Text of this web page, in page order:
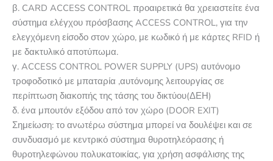
β. CARD ACCESS CONTROL προαιρετικά θα χρειαστείτε ένα
σύστημα ελέγχου πρόσβασης ACCESS CONTROL, για την
ελεγχόμενη είσοδο στον χώρο, με κωδικό ή με κάρτες RFID ή
με δακτυλικό αποτύπωμα.
γ. ACCESS CONTROL POWER SUPPLY (UPS) αυτόνομο
τροφοδοτικό με μπαταρία ,αυτόνομης λειτουργίας σε
περίπτωση διακοπής της τάσης του δικτύου(ΔΕΗ)
δ. ένα μπουτόν εξόδου από τον χώρο (DOOR EXIT)
Σημείωση: το ανωτέρω σύστημα μπορεί να δουλέψει και σε
συνδυασμό με κεντρικό σύστημα θυροτηλεόρασης ή
θυροτηλεφώνου πολυκατοικίας, για χρήση ασφάλισης της